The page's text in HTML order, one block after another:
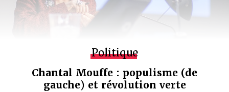
Politique
Chantal Mouffe : populisme (de
gauche) et révolution verte